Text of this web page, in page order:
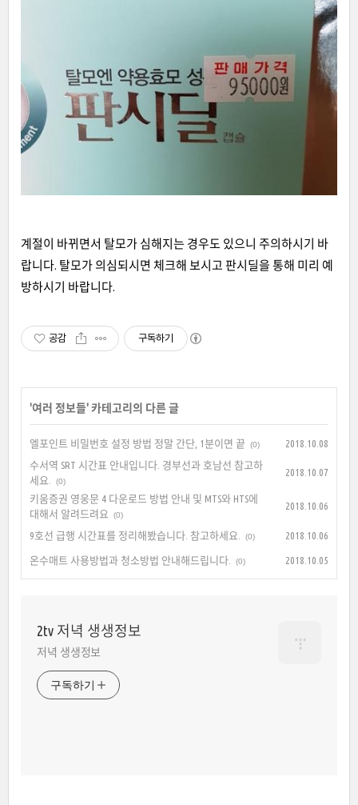
계절이 바뀌면서 탈모가 심해지는 경우도 있으니 주의하시기 바
랍니다. 탈모가 의심되시면 체크해 보시고 판시딜을 통해 미리 예
방하시기 바랍니다.
공감 구독하기
'여러 정보들' 카테고리의 다른 글
엘포인트 비밀번호 설정 방법 정말 간단, 1분이면 끝 (0)
2018.10.08
수서역 SRT 시간표 안내입니다. 경부선과 호남선 참고하
세요.
(0)
2018.10.07
키움증권 영웅문 4 다운로드 방법 안내 및 MTS와 HTS에
대해서 알려드려요
(0)
2018.10.06
9호선 급행 시간표를 정리해봤습니다. 참고하세요. (0) 2018.10.06
온수매트 사용방법과 청소방법 안내해드립니다. (0) 2018.10.05
2tv 저녁 생생정보
저녁 생생정보
구독하기